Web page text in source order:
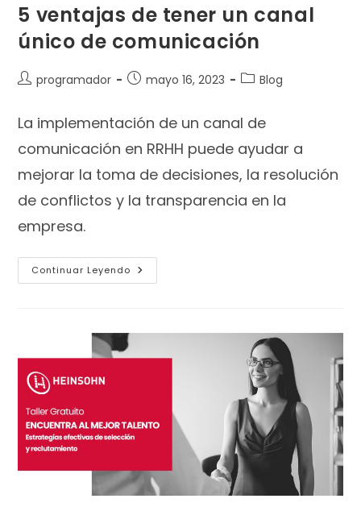
5 ventajas de tener un canal
único de comunicación
programador mayo 16, 2023 Blog
La implementación de un canal de
comunicación en RRHH puede ayudar a
mejorar la toma de decisiones, la resolución
de conflictos y la transparencia en la
empresa.
Continuar Leyendo